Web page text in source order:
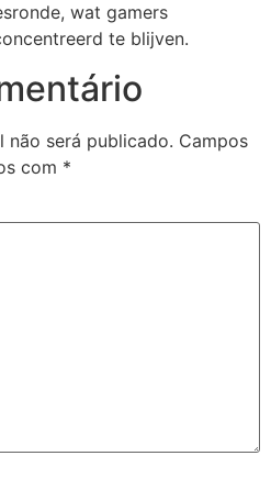
wat gamers
te blijven.
não será publicado. Campos
com *